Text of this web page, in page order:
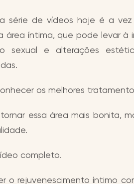
série de vídeos hoje é a
área íntima, que pode levar à
sexual e alterações
os melhores
tornar essa área mais bonita,
completo.
o rejuvenescimento íntimo